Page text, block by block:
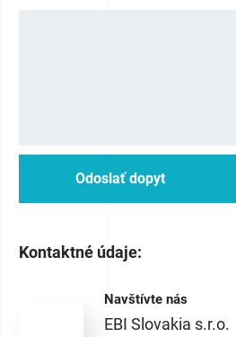
Odoslať dopyt
Kontaktné údaje:
Navštívte nás
EBI Slovakia s.r.o.